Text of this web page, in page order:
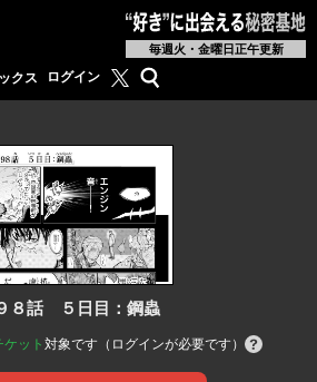
毎週火・金曜日正午更新
クス ログイン 月マガ基地公式X
検索
８話 ５日目：鋼蟲
ット 対象です（ログインが必要です）